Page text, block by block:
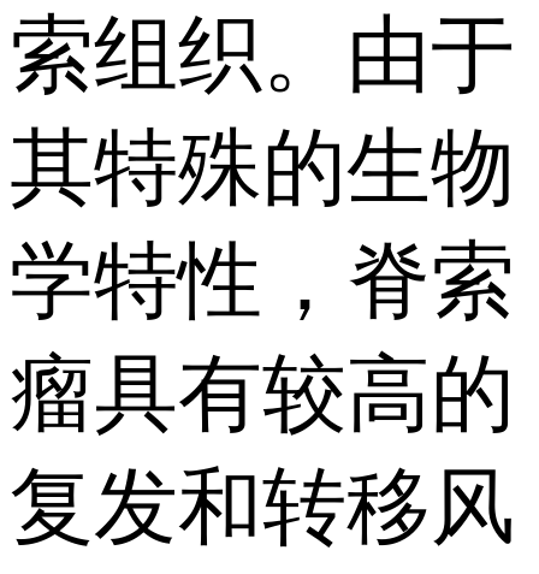
索组织。由于
其特殊的生物
学特性，脊索
瘤具有较高的
复发和转移风